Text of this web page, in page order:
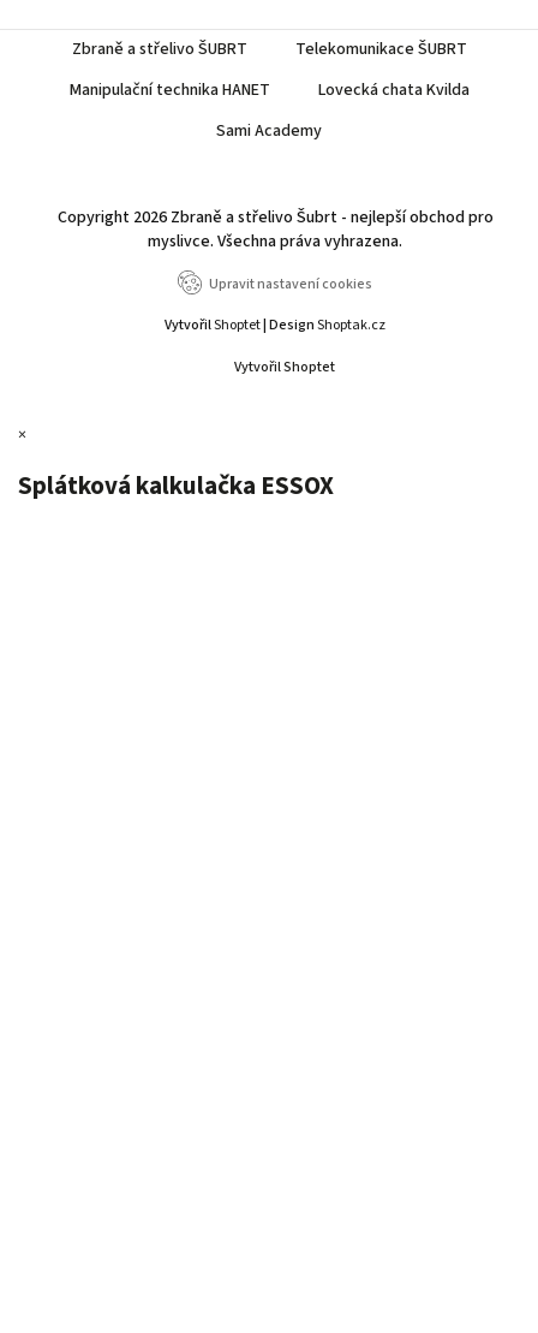
Zbraně a střelivo ŠUBRT
Telekomunikace ŠUBRT
Manipulační technika HANET
Lovecká chata Kvilda
Sami Academy
Vytvořil Shoptet
Copyright 2026 Zbraně a střelivo Šubrt - nejlepší obchod pro
myslivce. Všechna práva vyhrazena.
Upravit nastavení cookies
VytvořilShoptet| DesignShoptak.cz
×
Splátková kalkulačka ESSOX